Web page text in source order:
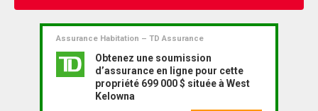
Assurance Habitation – TD Assurance
Obtenez une soumission
d’assurance en ligne pour cette
propriété 699 000 $ située à West
Kelowna